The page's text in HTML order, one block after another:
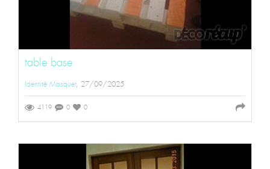
table base
Identité Masquer, 27/09/2025
4119 0 0